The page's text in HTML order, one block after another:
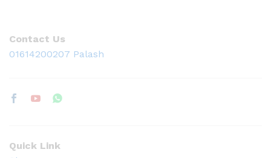
Contact Us
01614200207 Palash
Quick Link